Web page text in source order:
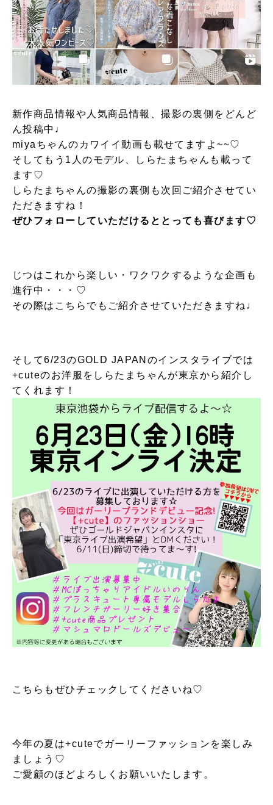
新作商品情報や人気商品情報、撮影の裏側をどんど
ん投稿中♩
miyaちゃんのカワイイ動画も載せてますよ~~♡
そしてもう1人のモデル、しらたまちゃんも載って
ます♡
しらたまちゃんの撮影の裏側も次回ご紹介させてい
ただきますね！
ぜひフォローしていただけるととっても喜びます♡
じつはこれから楽しい・ワクワクするような企画も
進行中・・・♡
その際はこちらでもご紹介させていただきますね♩
そして6/23のGOLD JAPANのインスタライブでは
+cuteのお洋服をしらたまちゃんが東京から紹介し
てくれます！
こちらもぜひチェックしてくださいね♡
今年の夏は+cuteでガーリーファッションを楽しみ
ましょう♡
ご愛顧のほどよろしくお願いいたします。